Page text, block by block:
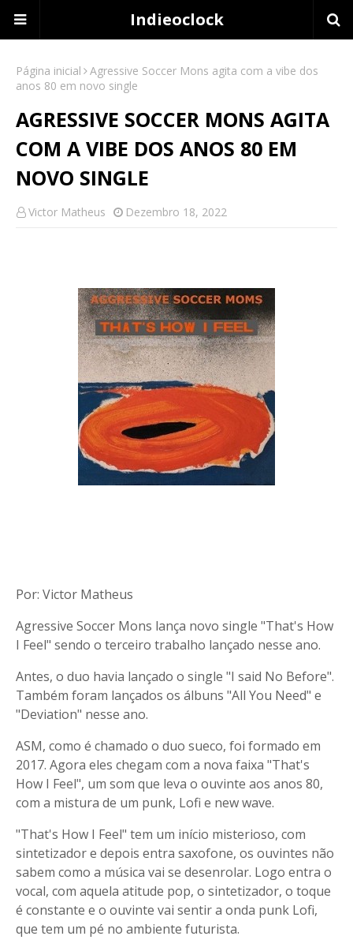
Indieoclock
Página inicial
Agressive Soccer Mons agita com a vibe dos
anos 80 em novo single
AGRESSIVE SOCCER MONS AGITA
COM A VIBE DOS ANOS 80 EM
NOVO SINGLE
Victor Matheus Dezembro 18, 2022
Por: Victor Matheus
Agressive Soccer Mons lança novo single "That's How
I Feel" sendo o terceiro trabalho lançado nesse ano.
Antes, o duo havia lançado o single "I said No Before".
Também foram lançados os álbuns "All You Need" e
"Deviation" nesse ano.
ASM, como é chamado o duo sueco, foi formado em
2017. Agora eles chegam com a nova faixa "That's
How I Feel", um som que leva o ouvinte aos anos 80,
com a mistura de um punk, Lofi e new wave.
"That's How I Feel" tem um início misterioso, com
sintetizador e depois entra saxofone, os ouvintes não
sabem como a música vai se desenrolar. Logo entra o
vocal, com aquela atitude pop, o sintetizador, o toque
é constante e o ouvinte vai sentir a onda punk Lofi,
que tem um pé no ambiente futurista.